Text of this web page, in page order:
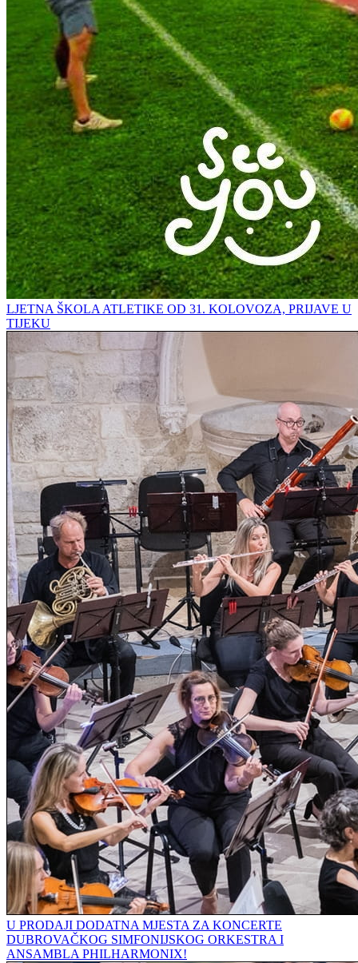
LJETNA ŠKOLA ATLETIKE OD 31. KOLOVOZA, PRIJAVE U
TIJEKU
U PRODAJI DODATNA MJESTA ZA KONCERTE
DUBROVAČKOG SIMFONIJSKOG ORKESTRA I
ANSAMBLA PHILHARMONIX!